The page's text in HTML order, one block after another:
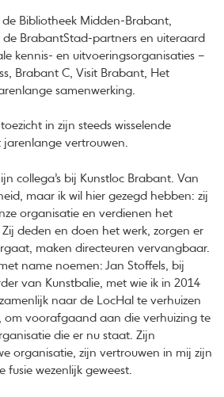
de Bibliotheek Midden-Brabant,
de BrabantStad-partners en uiteraard
kennis- en uitvoeringsorganisaties –
Brabant C, Visit Brabant, Het
samenwerking.
in zijn steeds wisselende
jarenlange vertrouwen.
collega’s bij Kunstloc Brabant. Van
maar ik wil hier gezegd hebben: zij
organisatie en verdienen het
deden en doen het werk, zorgen er
maken directeuren vervangbaar.
name noemen: Jan Stoffels, bij
van Kunstbalie, met wie ik in 2014
naar de LocHal te verhuizen
om voorafgaand aan die verhuizing te
die er nu staat. Zijn
organisatie, zijn vertrouwen in mij zijn
wezenlijk geweest.